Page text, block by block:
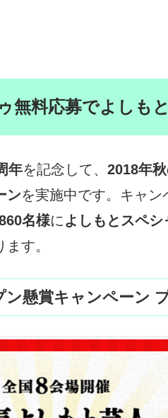
無料応募でよしも
年を記念して、 2018年
ンを実施中です。キャ
名様によしもとスペシ
す。
ン懸賞キャンペーン